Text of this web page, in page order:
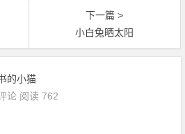
下一篇 >
小白兔晒太阳
的小猫
论 阅读 762